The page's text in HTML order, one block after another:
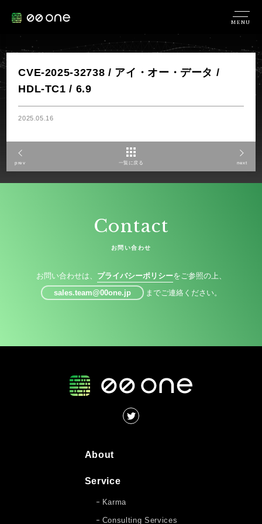
MENU
CVE-2025-32738 / アイ・オー・データ /
HDL-TC1 / 6.9
2025.05.16
prev 一覧に戻る next
Contact
お問い合わせ
お問い合わせは、 プライバシーポリシーをご参照の上、
sales.team@00one.jp
までご連絡ください。
About
Service
Karma
Consulting Services